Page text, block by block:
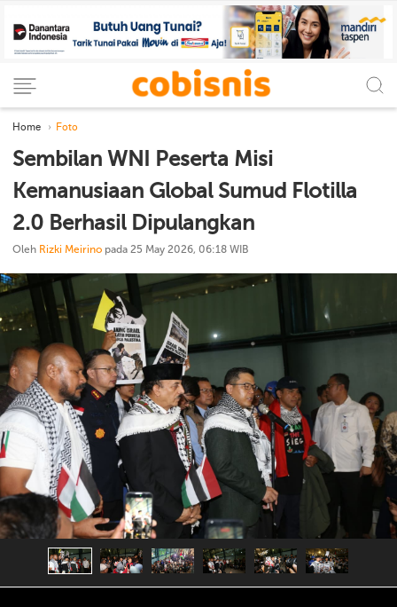
Home Foto
Sembilan WNI Peserta Misi
Kemanusiaan Global Sumud Flotilla
2.0 Berhasil Dipulangkan
Oleh Rizki Meirino pada 25 May 2026, 06:18 WIB